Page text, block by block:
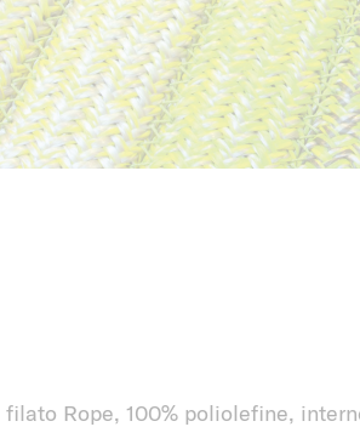
filato Rope, 100% poliolefine,